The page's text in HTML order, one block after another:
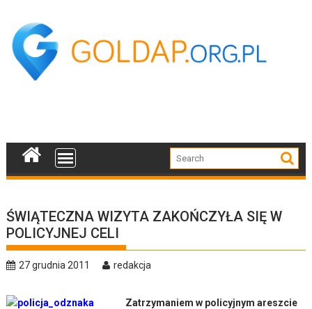
content
ŚWIĄTECZNA WIZYTA ZAKOŃCZYŁA SIĘ W
POLICYJNEJ CELI
27 grudnia 2011 redakcja
Zatrzymaniem w policyjnym areszcie